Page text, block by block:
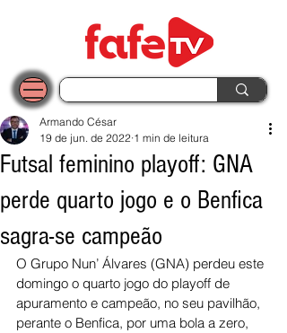
Futsal feminino playoff: GNA
perde quarto jogo e o Benfica
sagra-se campeão
Armando César
19 de jun. de 2022 1 min de leitura
O Grupo Nun’ Álvares (GNA) perdeu este
domingo o quarto jogo do playoff de
apuramento e campeão, no seu pavilhão,
perante o Benfica, por uma bola a zero,